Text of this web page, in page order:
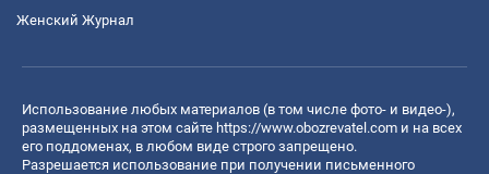
Женский Журнал
Использование любых материалов (в том числе фото- и видео-),
размещенных на этом сайте https://www.obozrevatel.com и на всех
его поддоменах, в любом виде строго запрещено.
Разрешается использование при получении письменного